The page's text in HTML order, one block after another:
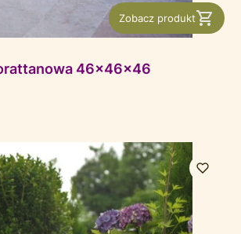
Zobacz produkt
46x46x46